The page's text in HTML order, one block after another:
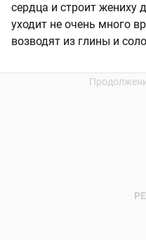
сердца и строит жениху
уходит не очень много
возводят из глины и